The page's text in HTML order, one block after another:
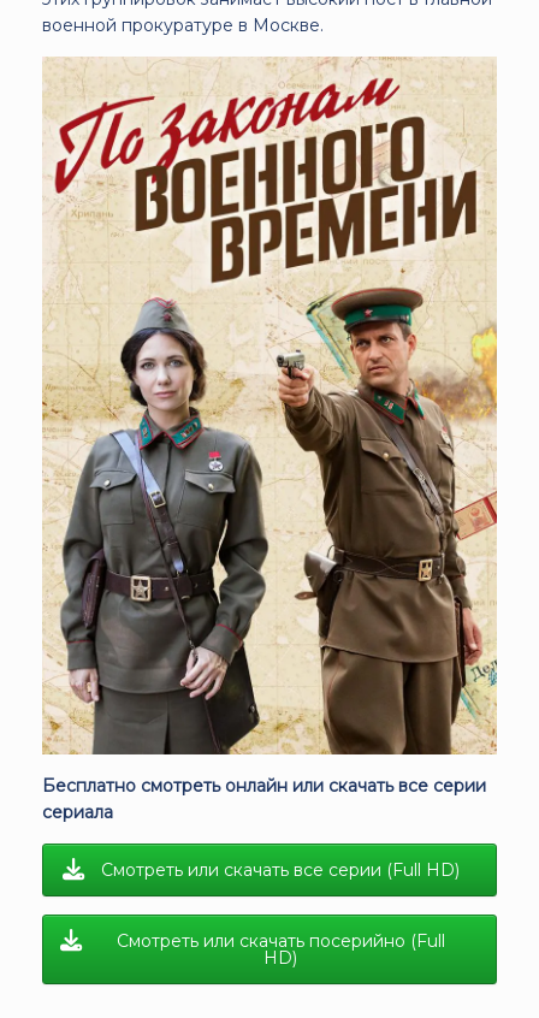
военной прокуратуре в Москве.
Бесплатно смотреть онлайн или скачать все серии
сериала
Смотреть или скачать все серии (Full HD)
Смотреть или скачать посерийно (Full
HD)